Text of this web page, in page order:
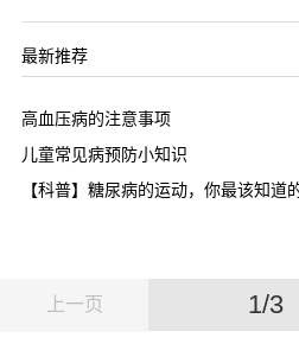
最新推荐
高血压病的注意事项
儿童常见病预防小知识
上一页 1/3